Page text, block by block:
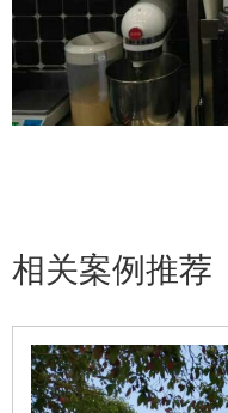
相关案例推荐